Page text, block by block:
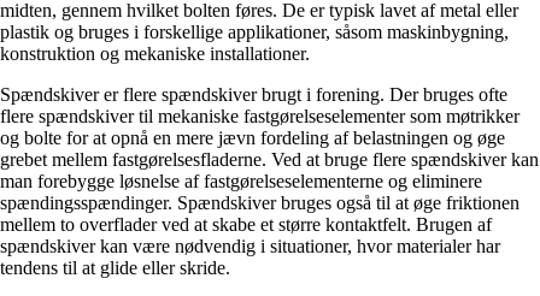
midten, gennem hvilket bolten føres. De er typisk lavet af metal eller
plastik og bruges i forskellige applikationer, såsom maskinbygning,
konstruktion og mekaniske installationer.
Spændskiver er flere spændskiver brugt i forening. Der bruges ofte
flere spændskiver til mekaniske fastgørelseselementer som møtrikker
og bolte for at opnå en mere jævn fordeling af belastningen og øge
grebet mellem fastgørelsesfladerne. Ved at bruge flere spændskiver kan
man forebygge løsnelse af fastgørelseselementerne og eliminere
spændingsspændinger. Spændskiver bruges også til at øge friktionen
mellem to overflader ved at skabe et større kontaktfelt. Brugen af
spændskiver kan være nødvendig i situationer, hvor materialer har
tendens til at glide eller skride.